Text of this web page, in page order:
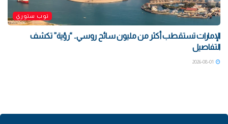
توب ستوري
الإمارات تستقطب أكثر من مليون سائح روسي.. “رؤية” تكشف
التفاصيل